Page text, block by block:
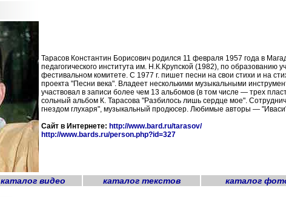
Тарасов Константин Борисович родился 11 февраля 1957 года в
педагогического института им. Н.К.Крупской (1982), по
фестивальном комитете. С 1977 г. пишет песни на свои стихи и на
проекта "Песни века". Владеет несколькими музыкальными
участвовал в записи более чем 13 альбомов (в том числе — трех
сольный альбом К. Тарасова "Разбилось лишь сердце мое".
гнездом глухаря", музыкальный продюсер. Любимые авторы —
Сайт в Интернете: http://www.bard.ru/tarasov/
http://www.bards.ru/person.php?id=327
каталог видео каталог текстов каталог